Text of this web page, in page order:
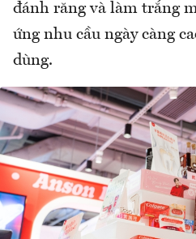
đánh răng và làm trắng
ứng nhu cầu ngày càng
dùng.